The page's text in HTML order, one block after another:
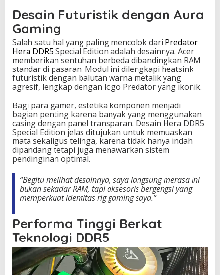
B
a
d
i
D
u
n
i
G
a
m
i
n
g
Desain Futuristik dengan Aura
Gaming
Salah satu hal yang paling mencolok dari Predator
Hera DDR5 Special Edition adalah desainnya. Acer
memberikan sentuhan berbeda dibandingkan RAM
standar di pasaran. Modul ini dilengkapi heatsink
futuristik dengan balutan warna metalik yang
agresif, lengkap dengan logo Predator yang ikonik.
Bagi para gamer, estetika komponen menjadi
bagian penting karena banyak yang menggunakan
casing dengan panel transparan. Desain Hera DDR5
Special Edition jelas ditujukan untuk memuaskan
mata sekaligus telinga, karena tidak hanya indah
dipandang tetapi juga menawarkan sistem
pendinginan optimal.
“Begitu melihat desainnya, saya langsung merasa ini
bukan sekadar RAM, tapi aksesoris bergengsi yang
memperkuat identitas rig gaming saya.”
Performa Tinggi Berkat
Teknologi DDR5